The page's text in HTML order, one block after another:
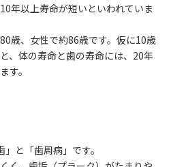
年以上寿命が短いといわれていま
歳、女性で約86歳です。仮に10歳
、体の寿命と歯の寿命には、20年
す。
と「歯周病」です。